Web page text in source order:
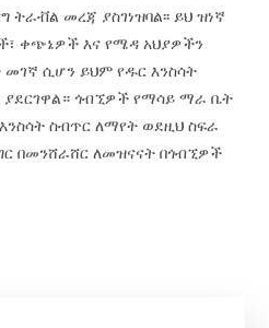
ትራቭል መረጃ ያስገነዝባል፡፡ ይህ ዝነኛ
ቀጭኔዎች እና የሜዳ አህያዎችን
ሲሆን ይህም የዱር እንስሳት
ያደርገዋል። ጎብኚዎች የማሳይ ማራ ቤት
ስብጥር ለማየት ወደዚህ ስፍራ
በመንሸራሸር ለመዝናናት በጎብኚዎች